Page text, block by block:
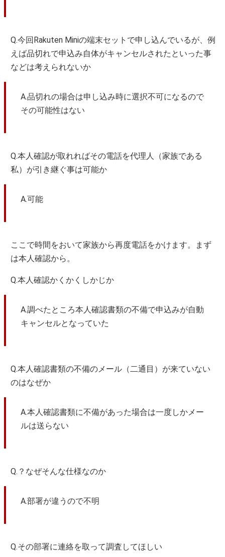
Q.今回Rakuten Miniの端末セットで申し込んでいるが、例
えば品切れで申込み自体がキャンセルされたといった事
などは考えられないか
A.品切れの場合は申し込み時に選択不可になるので
その可能性はない
Q.本人確認が取れればその電話を代理人（家族である
私）が引き継ぐ事は可能か
A.可能
ここで時間をおいて家族から再度電話をかけます。まず
は本人確認から。
Q.本人確認かくかくしかじか
A.調べたところ本人確認書類の不備で申込みが自動
キャンセルとなっていた
Q.本人確認書類の不備のメール（二通目）が来ていない
のはなぜか
A.本人確認書類に不備があった場合は一度しかメー
ルは送らない
Q.？なぜそんな仕様なのか
A.部署が違うので不明
Q.その部署に連絡を取って調査してほしい